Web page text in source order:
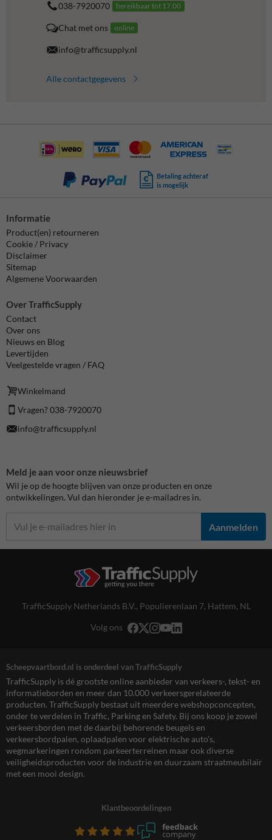
038-7920070 bereikbaar tot 17.00
Chat met ons online
info@trafficsupply.nl
Alle contactgegevens
Betaling achteraf
is mogelijk
Informatie
Product(en) retourneren
Cookie / Privacy
Disclaimer
Sitemap
Algemene Voorwaarden
Over TrafficSupply
Contact
Over ons
Nieuws en Blog
Levertijden
Veelgestelde vragen / FAQ
Winkelmand
Vragen? 038-7920070
info@trafficsupply.nl
Meld je aan voor onze nieuwsbrief
Wil je op de hoogte blijven van onze producten en onze
ontwikkelingen. Vul dan hieronder je e-mailadres in.
Aanmelden
TrafficSupply Netherlands B.V., Populierenlaan 7, Hattem, NL
Volg ons
Scheepvaartbord.nl is onderdeel van TrafficSupply
TrafficSupply is dé grootste online aanbieder van verkeers-, tekst- en
informatieborden en meer dan 10.000 verkeersgerelateerde
producten. TrafficSupply bestaat uit meerdere webshopconcepten,
onder te verdelen in Traffic, Parking en Safety. Bij ons koop je zowel
verkeersborden met de daarbij behorende beugels en
verkeersbordpalen, oplaadpalen voor elektrische auto’s,
wegmarkeringen rondom parkeerterreinen maar ook diverse
veiligheidsproducten voor de industrie en duurzaam straatmeubilair
met een mooi design.
Klantbeoordelingen